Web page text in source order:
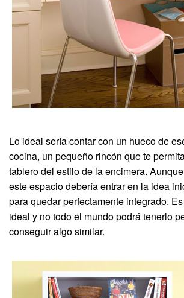
Lo ideal sería contar con un hueco de
cocina, un pequeño rincón que te
tablero del estilo de la encimera.
este espacio debería entrar en la idea
para quedar perfectamente integrado.
ideal y no todo el mundo podrá tenerlo
conseguir algo similar.